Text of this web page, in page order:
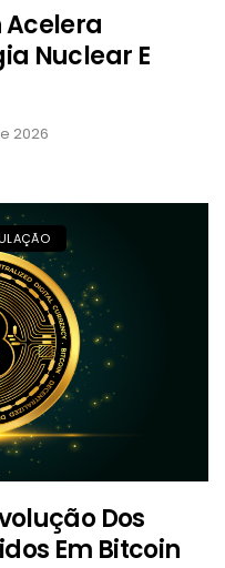
Acelera
Nuclear E
2026
Dos
Em Bitcoin